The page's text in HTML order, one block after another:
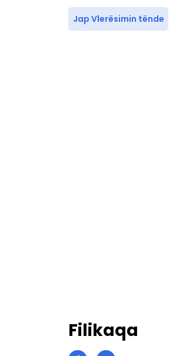
Jap Vlerësimin tënde
Filikaqa